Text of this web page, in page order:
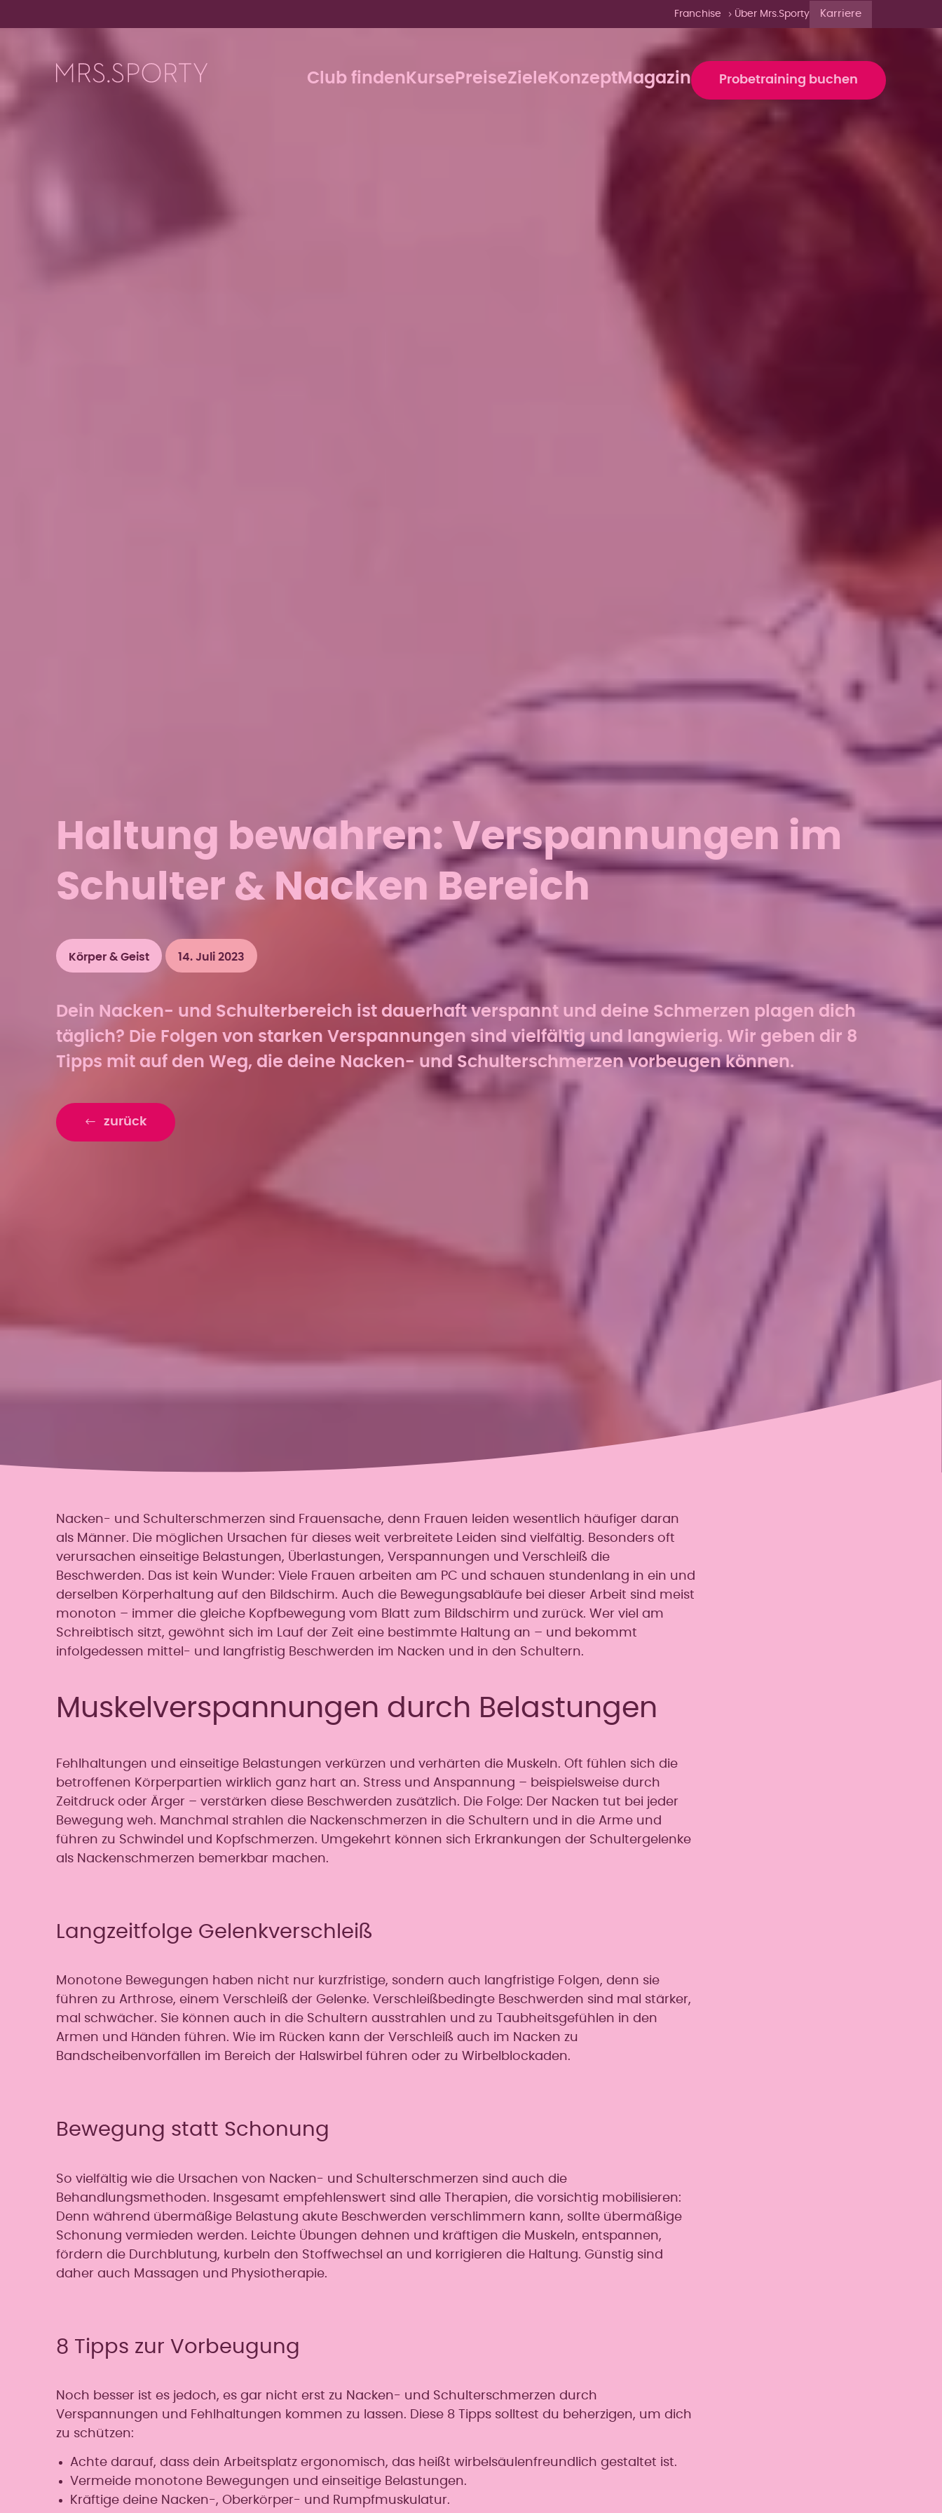
Franchise Über Mrs.Sporty Karriere
Club finden Kurse PreiseZiele Konzept Magazin Probetraining buchen
Haltung bewahren: Verspannungen im
Schulter & Nacken Bereich
Körper & Geist 14. Juli 2023
Dein Nacken- und Schulterbereich ist dauerhaft verspannt und deine Schmerzen plagen dich
täglich? Die Folgen von starken Verspannungen sind vielfältig und langwierig. Wir geben dir 8
Tipps mit auf den Weg, die deine Nacken- und Schulterschmerzen vorbeugen können.
zurück
Nacken- und Schulterschmerzen sind Frauensache, denn Frauen leiden wesentlich häufiger daran
als Männer. Die möglichen Ursachen für dieses weit verbreitete Leiden sind vielfältig. Besonders oft
verursachen einseitige Belastungen, Überlastungen, Verspannungen und Verschleiß die
Beschwerden. Das ist kein Wunder: Viele Frauen arbeiten am PC und schauen stundenlang in ein und
derselben Körperhaltung auf den Bildschirm. Auch die Bewegungsabläufe bei dieser Arbeit sind meist
monoton – immer die gleiche Kopfbewegung vom Blatt zum Bildschirm und zurück. Wer viel am
Schreibtisch sitzt, gewöhnt sich im Lauf der Zeit eine bestimmte Haltung an – und bekommt
infolgedessen mittel- und langfristig Beschwerden im Nacken und in den Schultern.
Muskelverspannungen durch Belastungen
Fehlhaltungen und einseitige Belastungen verkürzen und verhärten die Muskeln. Oft fühlen sich die
betroffenen Körperpartien wirklich ganz hart an. Stress und Anspannung – beispielsweise durch
Zeitdruck oder Ärger – verstärken diese Beschwerden zusätzlich. Die Folge: Der Nacken tut bei jeder
Bewegung weh. Manchmal strahlen die Nackenschmerzen in die Schultern und in die Arme und
führen zu Schwindel und Kopfschmerzen. Umgekehrt können sich Erkrankungen der Schultergelenke
als Nackenschmerzen bemerkbar machen.
Langzeitfolge Gelenkverschleiß
Monotone Bewegungen haben nicht nur kurzfristige, sondern auch langfristige Folgen, denn sie
führen zu Arthrose, einem Verschleiß der Gelenke. Verschleißbedingte Beschwerden sind mal stärker,
mal schwächer. Sie können auch in die Schultern ausstrahlen und zu Taubheitsgefühlen in den
Armen und Händen führen. Wie im Rücken kann der Verschleiß auch im Nacken zu
Bandscheibenvorfällen im Bereich der Halswirbel führen oder zu Wirbelblockaden.
Bewegung statt Schonung
So vielfältig wie die Ursachen von Nacken- und Schulterschmerzen sind auch die
Behandlungsmethoden. Insgesamt empfehlenswert sind alle Therapien, die vorsichtig mobilisieren:
Denn während übermäßige Belastung akute Beschwerden verschlimmern kann, sollte übermäßige
Schonung vermieden werden. Leichte Übungen dehnen und kräftigen die Muskeln, entspannen,
fördern die Durchblutung, kurbeln den Stoffwechsel an und korrigieren die Haltung. Günstig sind
daher auch Massagen und Physiotherapie.
8 Tipps zur Vorbeugung
Noch besser ist es jedoch, es gar nicht erst zu Nacken- und Schulterschmerzen durch
Verspannungen und Fehlhaltungen kommen zu lassen. Diese 8 Tipps solltest du beherzigen, um dich
zu schützen:
Achte darauf, dass dein Arbeitsplatz ergonomisch, das heißt wirbelsäulenfreundlich gestaltet ist.
Vermeide monotone Bewegungen und einseitige Belastungen.
Kräftige deine Nacken-, Oberkörper- und Rumpfmuskulatur.